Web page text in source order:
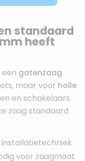
standaard
heeft
gatenzaag
maar voor holle
en schakelaars.
zaag standaard
voor zaagmaat